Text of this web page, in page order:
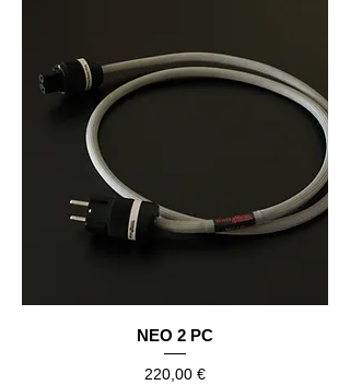
NEO 2 PC
Precio
220,00 €